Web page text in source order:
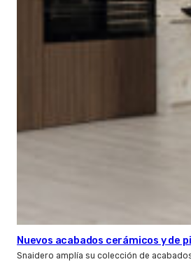
Nuevos acabados cerámicos y de
Snaidero amplía su colección de